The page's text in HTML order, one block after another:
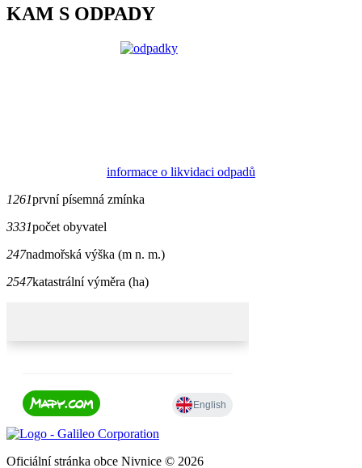
KAM S ODPADY
informace o likvidaci odpadů
1261první písemná zmínka
3331počet obyvatel
247nadmořská výška (m n. m.)
2547katastrální výměra (ha)
Oficiální stránka obce Nivnice © 2026